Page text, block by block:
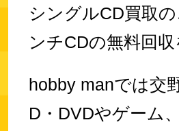
シングルCD買取
ンチCDの無料回
hobby manでは交
D・DVDやゲーム